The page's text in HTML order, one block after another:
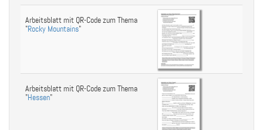
Arbeitsblatt mit QR-Code zum Thema
"Rocky Mountains"
Arbeitsblatt mit QR-Code zum Thema
"Hessen"